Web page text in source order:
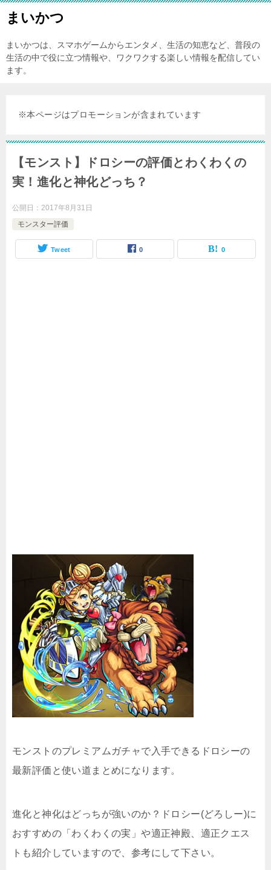
まいかつ
まいかつは、スマホゲームからエンタメ、生活の知恵など、普段の
生活の中で役に立つ情報や、ワクワクする楽しい情報を配信してい
ます。
※本ページはプロモーションが含まれています
【モンスト】ドロシーの評価とわくわくの
実！進化と神化どっち？
公開日： 2017年8月31日
モンスター評価
Tweet 0 0
モンストのプレミアムガチャで入手できるドロシーの
最新評価と使い道まとめになります。
進化と神化はどっちが強いのか？ドロシー(どろしー)に
おすすめの「わくわくの実」や適正神殿、適正クエス
トも紹介していますので、参考にして下さい。